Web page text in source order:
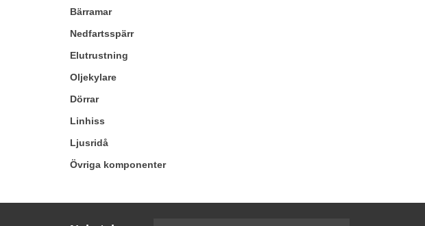
Bärramar
Nedfartsspärr
Elutrustning
Oljekylare
Dörrar
Linhiss
Ljusridå
Övriga komponenter